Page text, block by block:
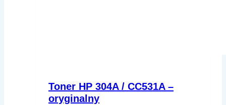
Toner HP 304A / CC531A –
oryginalny